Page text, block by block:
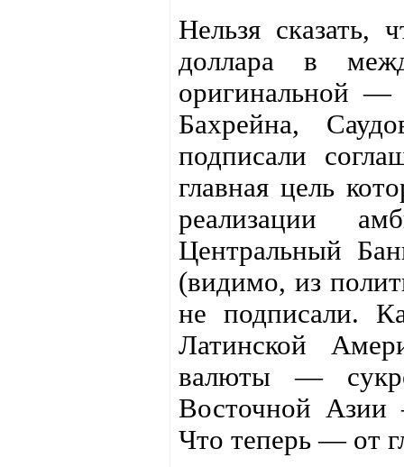
Нельзя сказать,
доллара в
оригинальной
Бахрейна,
подписали
главная цель
реализации
Центральный
(видимо, из
не подписали.
Латинской
валюты —
Восточной Азии
Что теперь — от